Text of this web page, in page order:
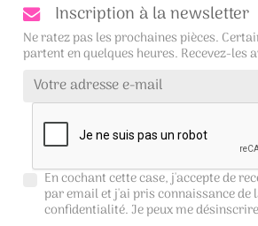
Inscription à la newsletter
Ne ratez pas les prochaines pièces.
partent en quelques heures. Recevez-les
En cochant cette case, j'accepte de
par email et j'ai pris connaissance de
confidentialité. Je peux me